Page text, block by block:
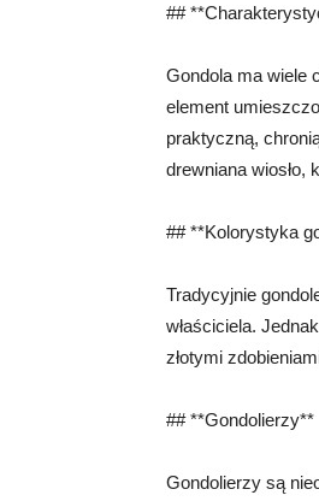
##
Gondola ma wiele
element
praktyczną,
drewniana wiosło,
## **Kolorystyka
Tradycyjnie
właściciela.
złotymi
## **Gondolierzy**
Gondolierzy są